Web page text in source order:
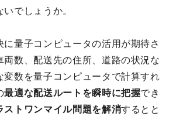
でしょうか。
に量子コンピュータの活用が期待さ
両数、配送先の住所、道路の状況な
変数を量子コンピュータで計算すれ
最適な配送ルートを瞬時に把握でき
ストワンマイル問題を解消するとと